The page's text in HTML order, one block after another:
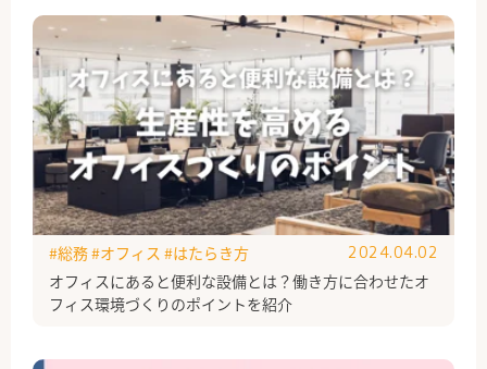
オフィスにあると便利な設備とは？働き方に合わせたオ
フィス環境づくりのポイントを紹介
#総務#オフィス #はたらき方 2024.04.02